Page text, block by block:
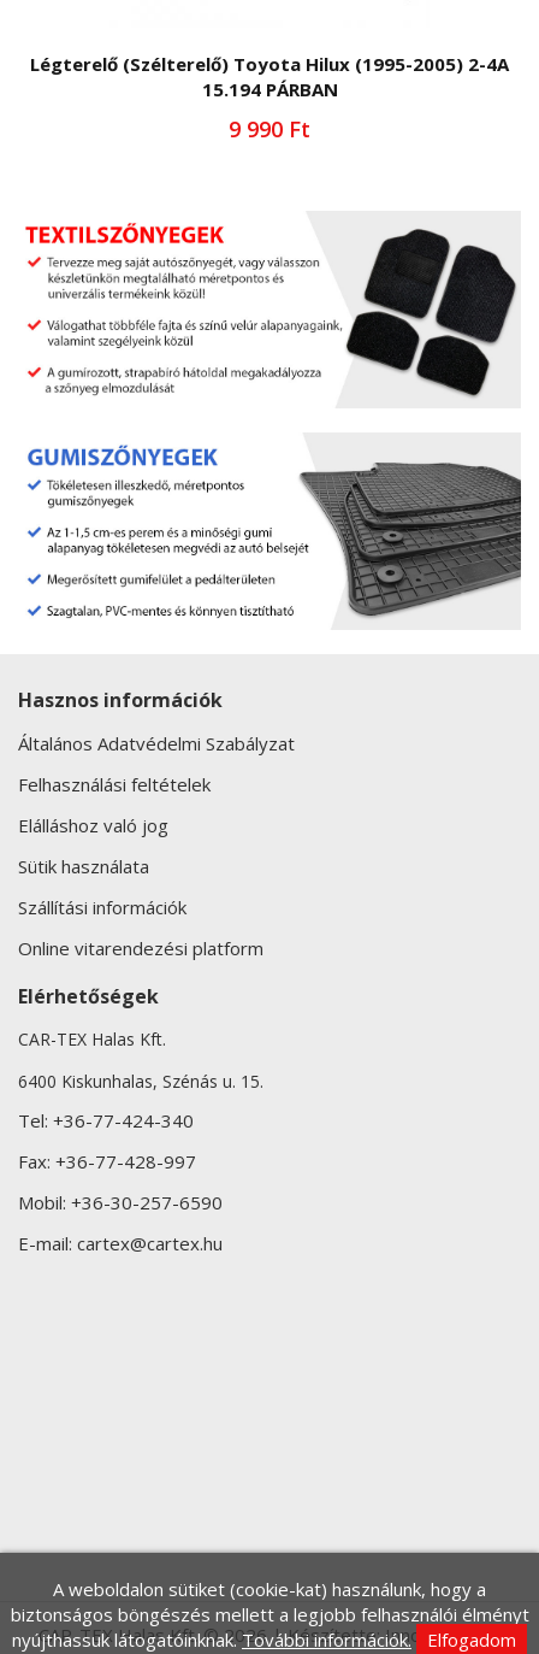
Légterelő (Szélterelő) Toyota Hilux (1995-2005) 2-4A
15.194 PÁRBAN
9 990 Ft
Hasznos információk
Általános Adatvédelmi Szabályzat
Felhasználási feltételek
Elálláshoz való jog
Sütik használata
Szállítási információk
Online vitarendezési platform
Elérhetőségek
CAR-TEX Halas Kft.
6400 Kiskunhalas, Szénás u. 15.
Tel: +36-77-424-340
Fax: +36-77-428-997
Mobil: +36-30-257-6590
E-mail: cartex@cartex.hu
CAR-TEX Halas Kft. © 2026 | Készítette:Innovip.hu Kft.
A weboldalon sütiket (cookie-kat) használunk, hogy a
biztonságos böngészés mellett a legjobb felhasználói élményt
nyújthassuk látogatóinknak.További információk. Elfogadom